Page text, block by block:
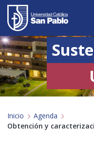
Vive San Pablo
Admisión
Carreras
Postgrado
Inicio Agenda